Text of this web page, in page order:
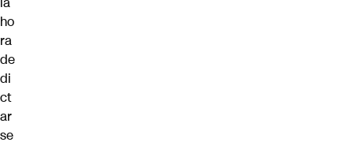
ho
ra
de
di
ct
ar
se